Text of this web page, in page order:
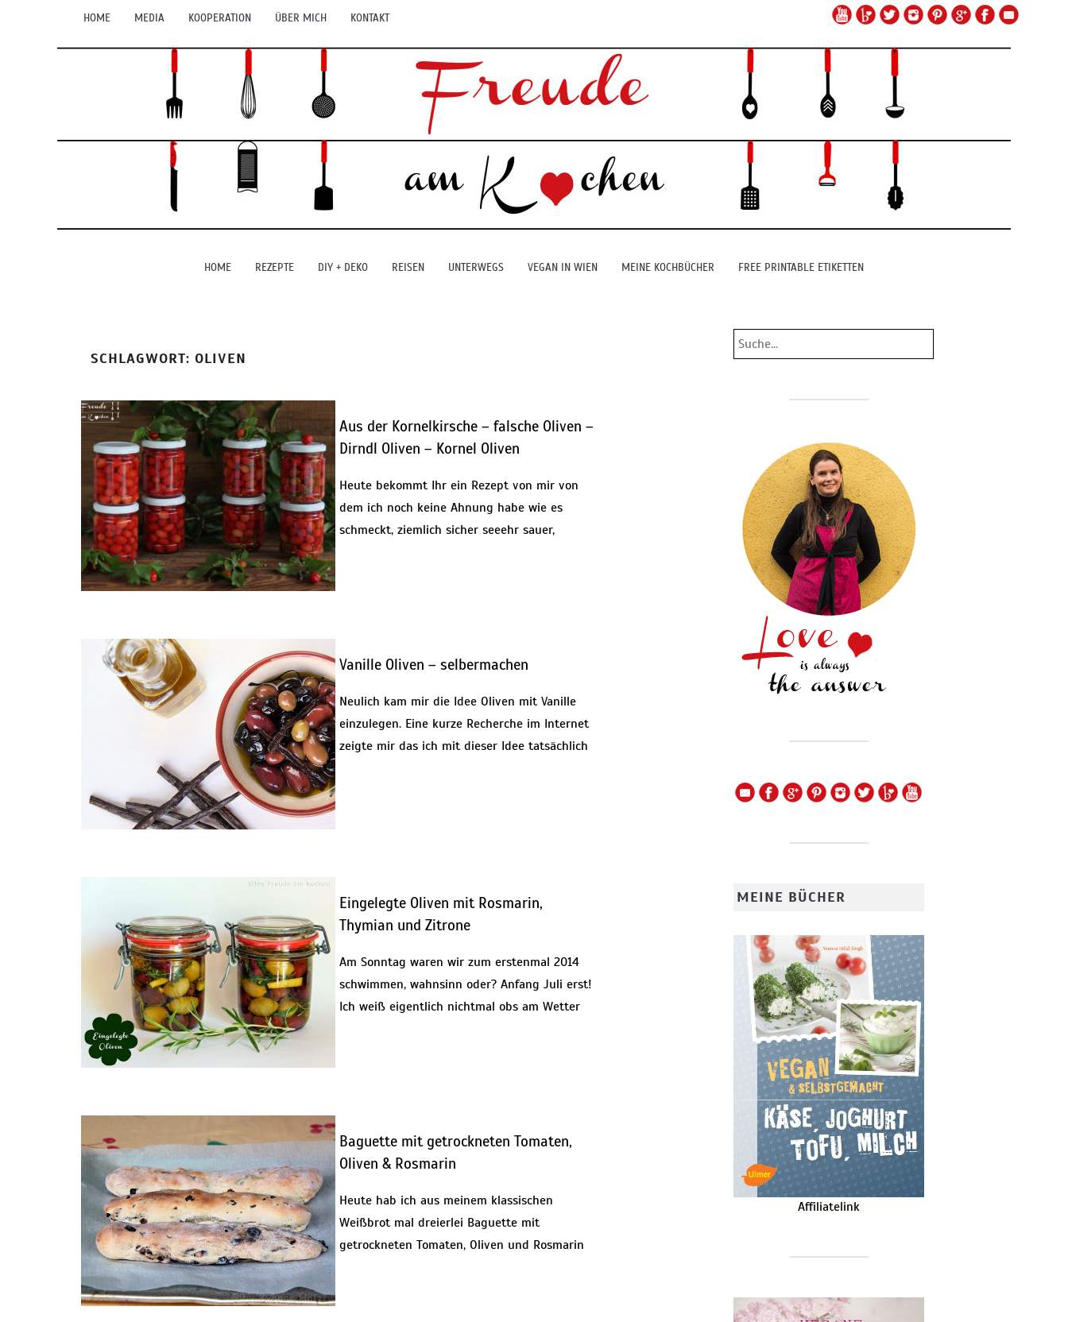
HOME MEDIA KOOPERATION ÜBER MICH KONTAKT
HOME REZEPTE DIY + DEKO REISEN UNTERWEGS VEGAN IN WIEN MEINE KOCHBÜCHER FREE PRINTABLE ETIKETTEN
SCHLAGWORT: OLIVEN
Aus der Kornelkirsche – falsche Oliven –
Dirndl Oliven – Kornel Oliven
Heute bekommt Ihr ein Rezept von mir von
dem ich noch keine Ahnung habe wie es
schmeckt, ziemlich sicher seeehr sauer,
Vanille Oliven – selbermachen
Neulich kam mir die Idee Oliven mit Vanille
einzulegen. Eine kurze Recherche im Internet
zeigte mir das ich mit dieser Idee tatsächlich
Eingelegte Oliven mit Rosmarin,
Thymian und Zitrone
Am Sonntag waren wir zum erstenmal 2014
schwimmen, wahnsinn oder? Anfang Juli erst!
Ich weiß eigentlich nichtmal obs am Wetter
Baguette mit getrockneten Tomaten,
Oliven & Rosmarin
Heute hab ich aus meinem klassischen
Weißbrot mal dreierlei Baguette mit
getrockneten Tomaten, Oliven und Rosmarin
MEINE BÜCHER
Affiliatelink